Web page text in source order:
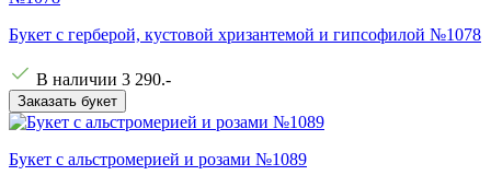
Букет с герберой, кустовой хризантемой и гипсофилой №1078
В наличии 3 290.-
Заказать букет
Букет с альстромерией и розами №1089